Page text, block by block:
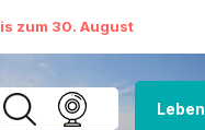
zum 30. August
Leben